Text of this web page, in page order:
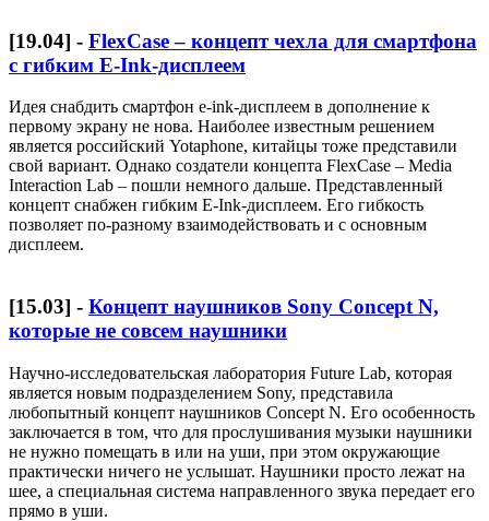
[19.04] - FlexCase – концепт чехла для смартфона
с гибким E-Ink-дисплеем
Идея снабдить смартфон e-ink-дисплеем в дополнение к
первому экрану не нова. Наиболее известным решением
является российский Yotaphone, китайцы тоже представили
свой вариант. Однако создатели концепта FlexCase – Media
Interaction Lab – пошли немного дальше. Представленный
концепт снабжен гибким E-Ink-дисплеем. Его гибкость
позволяет по-разному взаимодействовать и с основным
дисплеем.
[15.03] - Концепт наушников Sony Concept N,
которые не совсем наушники
Научно-исследовательская лаборатория Future Lab, которая
является новым подразделением Sony, представила
любопытный концепт наушников Concept N. Его особенность
заключается в том, что для прослушивания музыки наушники
не нужно помещать в или на уши, при этом окружающие
практически ничего не услышат. Наушники просто лежат на
шее, а специальная система направленного звука передает его
прямо в уши.